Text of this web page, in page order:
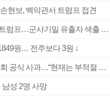
현보, 백악관서 트럼프 접견
‘탄약 부족 사태’ 보도에 격노한 트럼프…군사기밀 유출자 색출 지시
원… 전주보다 3원 ↓
[속보] ‘심판 성접대’ 논란 축구협회 공식 사과…“현재는 부적절 행위 없어”
성 2명 사망